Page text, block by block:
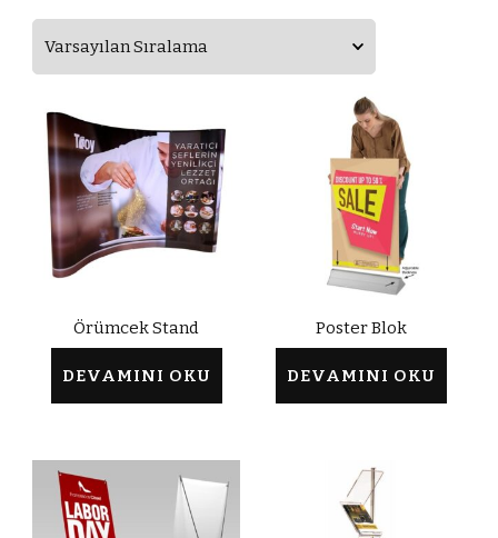
Örümcek Stand
DEVAMINI OKU
Poster Blok
DEVAMINI OKU